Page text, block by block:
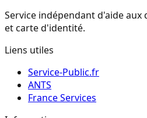
Service indépendant d'aide
et carte d'identité.
Liens utiles
Service-Public.fr
ANTS
France Services